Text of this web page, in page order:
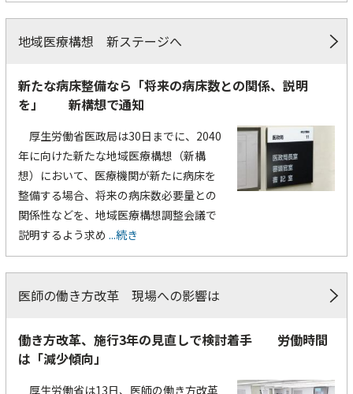
地域医療構想 新ステージへ
新たな病床整備なら「将来の病床数との関係、説明
を」 新構想で通知
厚生労働省医政局は30日までに、2040
年に向けた新たな地域医療構想（新構
想）において、医療機関が新たに病床を
整備する場合、将来の病床数必要量との
関係性などを、地域医療構想調整会議で
説明するよう求め ...続き
医師の働き方改革 現場への影響は
働き方改革、施行3年の見直しで検討着手 労働時間
は「減少傾向」
厚生労働省は13日、医師の働き方改革